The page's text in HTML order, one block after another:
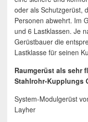
oder als Schutzgerüst,
Personen abwehrt. Im
und 6 Lastklassen. Je
Gerüstbauer die
Lastklasse für seinen
Raumgerüst als sehr
Stahlrohr-Kupplungs
System-Modulgerüst
Layher